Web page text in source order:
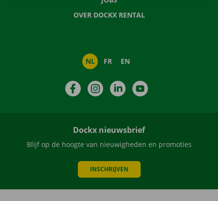
OVER DOCKX RENTAL
NL FR EN
FacebookInstagramLinkedIn
Dockx nieuwsbrief
Blijf op de hoogte van nieuwigheden en promoties
INSCHRIJVEN